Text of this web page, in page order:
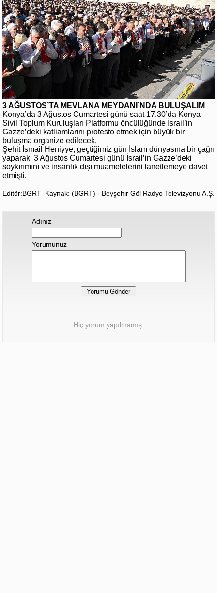
3 AĞUSTOS’TA MEVLANA MEYDANI’NDA BULUŞALIM
Konya’da 3 Ağustos Cumartesi günü saat 17.30’da Konya
Sivil Toplum Kuruluşları Platformu öncülüğünde İsrail’in
Gazze’deki katliamlarını protesto etmek için büyük bir
buluşma organize edilecek.
Şehit İsmail Heniyye, geçtiğimiz gün İslam dünyasına bir çağrı
yaparak, 3 Ağustos Cumartesi günü İsrail’in Gazze’deki
soykırımını ve insanlık dışı muamelelerini lanetlemeye davet
etmişti.
Editör:BGRT Kaynak: (BGRT) - Beyşehir Göl Radyo Televizyonu A.Ş.
Adınız
Yorumunuz
Hiç yorum yapılmamış.